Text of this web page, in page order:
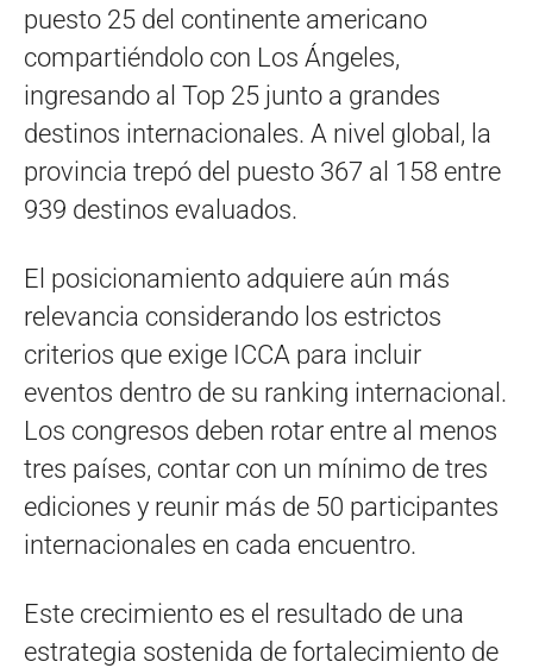
puesto 25 del continente americano
compartiéndolo con Los Ángeles,
ingresando al Top 25 junto a grandes
destinos internacionales. A nivel global, la
provincia trepó del puesto 367 al 158 entre
939 destinos evaluados.
El posicionamiento adquiere aún más
relevancia considerando los estrictos
criterios que exige ICCA para incluir
eventos dentro de su ranking internacional.
Los congresos deben rotar entre al menos
tres países, contar con un mínimo de tres
ediciones y reunir más de 50 participantes
internacionales en cada encuentro.
Este crecimiento es el resultado de una
estrategia sostenida de fortalecimiento de